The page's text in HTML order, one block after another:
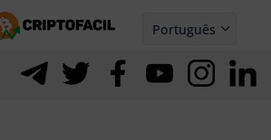
Português
Español